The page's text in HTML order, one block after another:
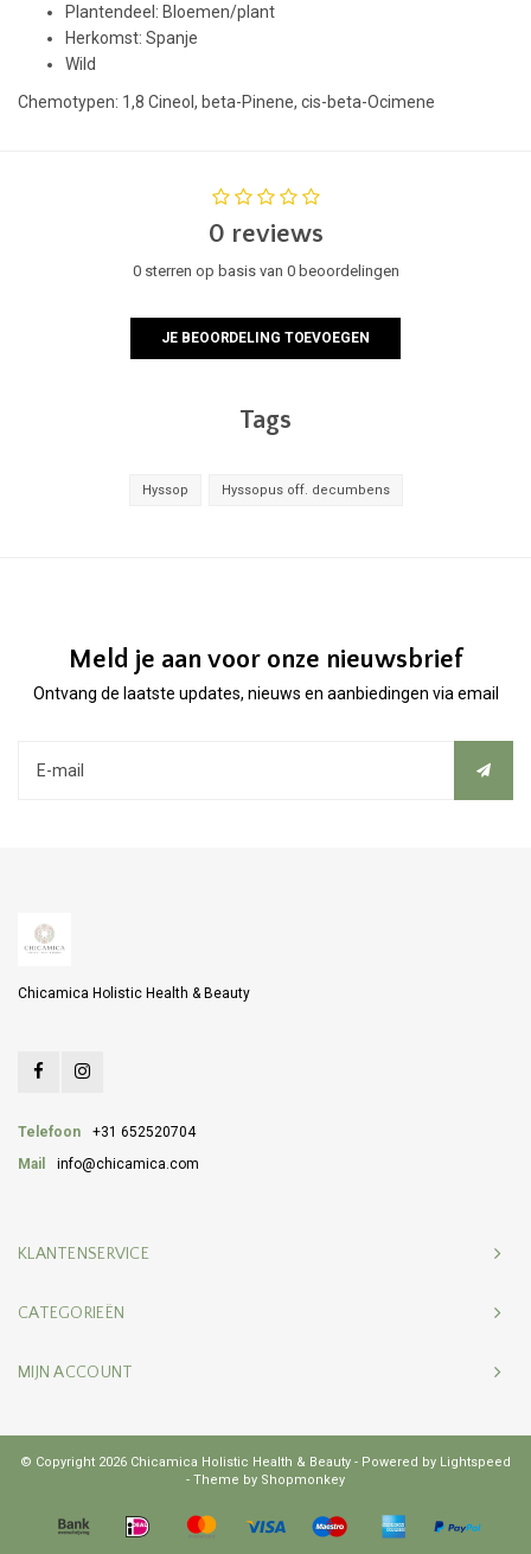
Plantendeel: Bloemen/plant
Herkomst: Spanje
Wild
Chemotypen: 1,8 Cineol, beta-Pinene, cis-beta-Ocimene
0 reviews
0 sterren op basis van 0 beoordelingen
JE BEOORDELING TOEVOEGEN
Tags
Hyssop Hyssopus off. decumbens
Meld je aan voor onze nieuwsbrief
Ontvang de laatste updates, nieuws en aanbiedingen via email
Chicamica Holistic Health & Beauty
Telefoon
+31 652520704
Mail
info@chicamica.com
KLANTENSERVICE
CATEGORIEËN
MIJN ACCOUNT
© Copyright 2026 Chicamica Holistic Health & Beauty - Powered by Lightspeed
- Theme by Shopmonkey